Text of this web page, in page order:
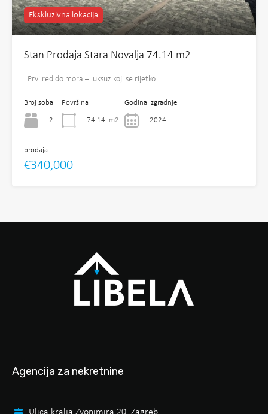
Ekskluzivna lokacija
Stan Prodaja Stara Novalja 74.14 m2
Prvi red do mora – luksuz koji se rijetko…
Broj soba
2
Površina
74.14 m2
Godina izgradnje
2024
prodaja
€340,000
Agencija za nekretnine